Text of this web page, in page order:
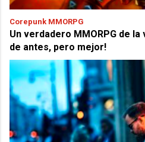
Corepunk MMORPG
Un verdadero MMORPG de
de antes, pero mejor!